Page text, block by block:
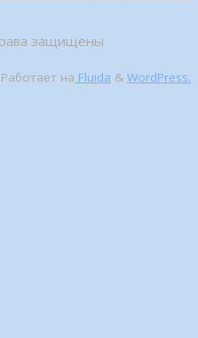
защищены
Работает на Fluida & WordPress.